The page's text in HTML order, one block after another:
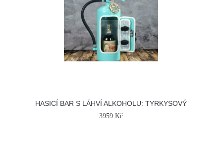
HASICÍ BAR S LÁHVÍ ALKOHOLU: TYRKYSOVÝ
3959 Kč